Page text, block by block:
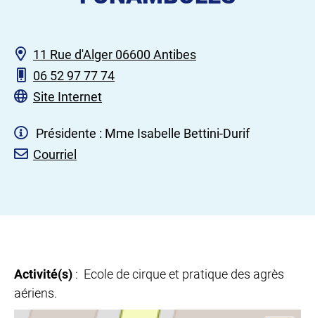
11 Rue d'Alger 06600 Antibes
06 52 97 77 74
Site Internet
Présidente : Mme Isabelle Bettini-Durif
Courriel
Activité(s) : Ecole de cirque et pratique des agrès
aériens.